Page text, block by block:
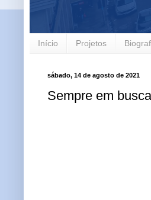
Início Projetos
sábado, 14 de agosto de 2021
Sempre em